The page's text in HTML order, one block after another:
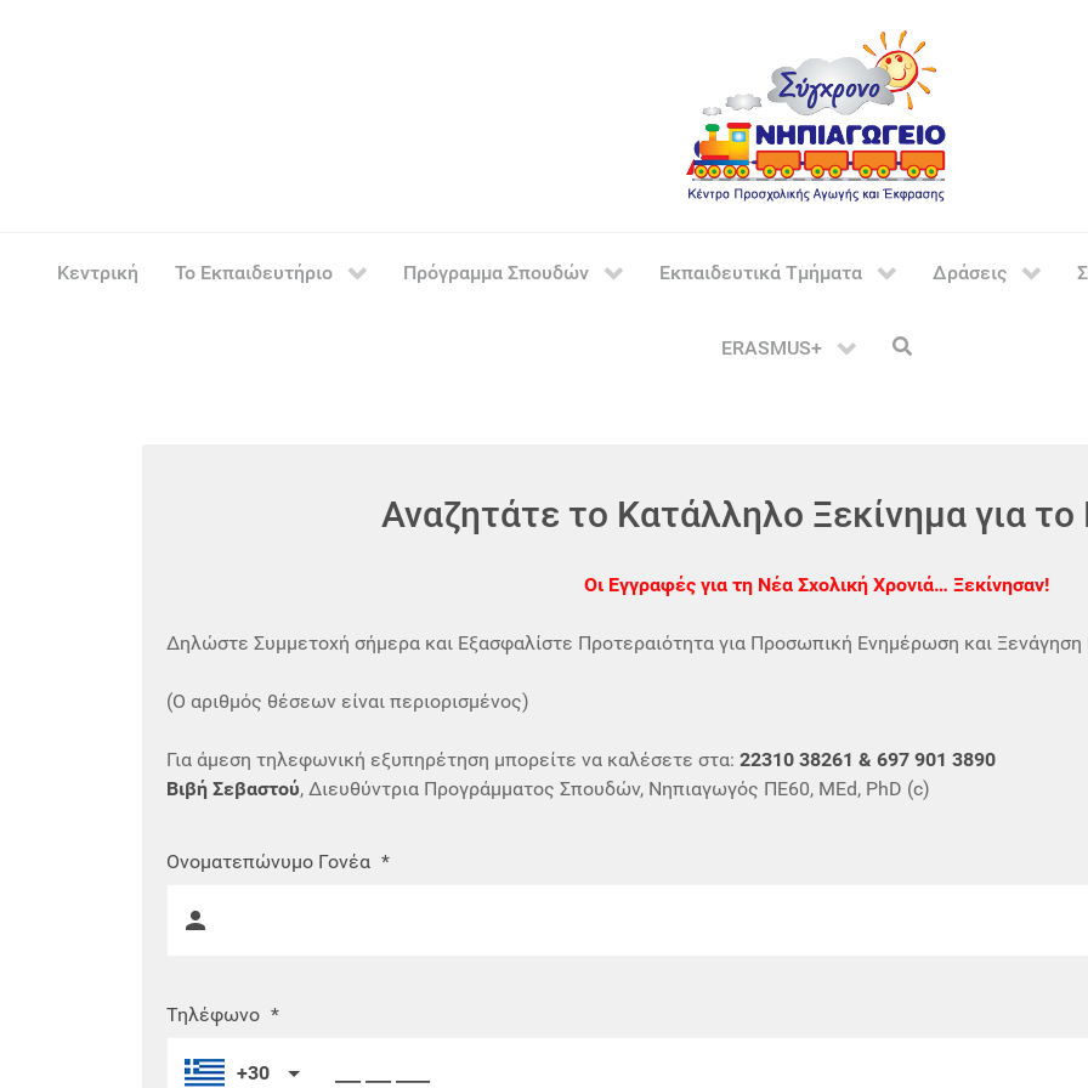
Κεντρική Το Εκπαιδευτήριο Πρόγραμμα Σπουδών Εκπαιδευτικά Τμήματα Δράσεις
ERASMUS+
Αναζητάτε το Κατάλληλο Ξεκίνημα για το
Οι Εγγραφές για τη Νέα Σχολική Χρονιά… Ξεκίνησαν!
Δηλώστε Συμμετοχή σήμερα και Εξασφαλίστε Προτεραιότητα για Προσωπική Ενημέρωση και Ξενάγηση
(Ο αριθμός θέσεων είναι περιορισμένος)
Για άμεση τηλεφωνική εξυπηρέτηση μπορείτε να καλέσετε στα: 22310 38261 & 697 901 3890
Βιβή Σεβαστού, Διευθύντρια Προγράμματος Σπουδών, Νηπιαγωγός ΠΕ60, MEd, PhD (c)
Ονοματεπώνυμο Γονέα *
Τηλέφωνο *
+30